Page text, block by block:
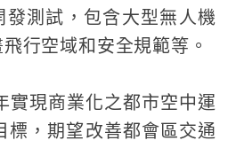
發測試，包含大型無人機
行空域和安全規範等。
實現商業化之都市空中運
標，期望改善都會區交通